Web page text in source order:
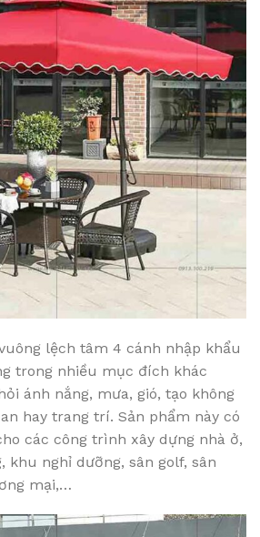
lệch tâm 4 cánh nhập khẩu
trong nhiều mục đích khác
ánh nắng, mưa, gió, tạo không
hay trang trí. Sản phẩm này có
các công trình xây dựng nhà ở,
khu nghỉ dưỡng, sân golf, sân
mại,…